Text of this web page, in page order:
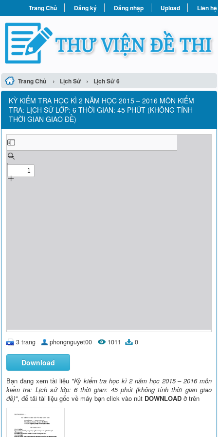
Trang Chủ Đăng ký Đăng nhập Upload Liên hệ
Trang Chủ › Lịch Sử › Lịch Sử 6
KỲ KIỂM TRA HỌC KÌ 2 NĂM HỌC 2015 – 2016 MÔN KIỂM
TRA: LỊCH SỬ LỚP: 6 THỜI GIAN: 45 PHÚT (KHÔNG TÍNH
THỜI GIAN GIAO ĐỀ)
3 trang phongnguyet00 1011 0
Download
Bạn đang xem tài liệu "Kỳ kiểm tra học kì 2 năm học 2015 – 2016 môn
kiểm tra: Lịch sử lớp: 6 thời gian: 45 phút (không tính thời gian giao
đề)", để tải tài liệu gốc về máy bạn click vào nút DOWNLOAD ở trên